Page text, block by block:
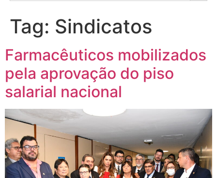
Tag: Sindicatos
Farmacêuticos mobilizados
pela aprovação do piso
salarial nacional